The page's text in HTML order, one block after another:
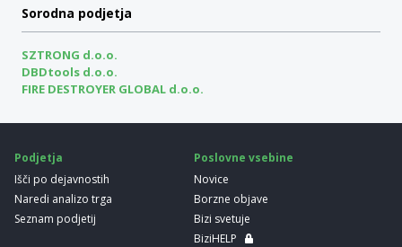
Sorodna podjetja
SZTRONG d.o.o.
DBDtools d.o.o.
FIRE DESTROYER GLOBAL d.o.o.
Podjetja
Išči po dejavnostih
Naredi analizo trga
Seznam podjetij
Poslovne vsebine
Novice
Borzne objave
Bizi svetuje
BiziHELP